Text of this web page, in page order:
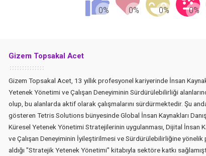
Gizem Topsakal Acet
Gizem Topsakal Acet, 13 yıllık profesyonel kariyerinde İnsan
Yetenek Yönetimi ve Çalışan Deneyiminin Sürdürülebilirliği
olup, bu alanlarda aktif olarak çalışmalarını sürdürmektedir. Şu
gösteren Tetris Solutions bünyesinde Global İnsan Kaynakları
Küresel Yetenek Yönetimi Stratejilerinin uygulanması, Dijital İnsan
ve Çalışan Deneyiminin İyileştirilmesi ve Sürdürülebilirliğine
aldığı "Stratejik Yetenek Yönetimi" kitabıyla sektöre katkı